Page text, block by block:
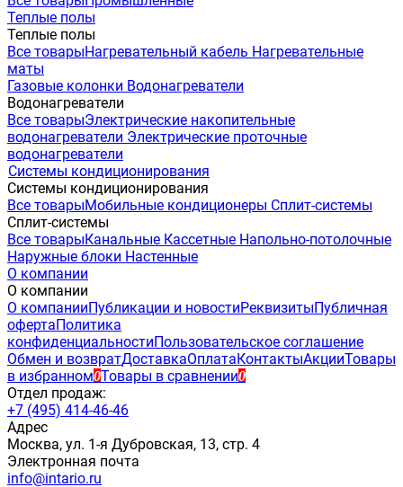
Теплые полы
Теплые полы
Все товарыНагревательный кабель Нагревательные
маты
Газовые колонки Водонагреватели
Водонагреватели
Все товарыЭлектрические накопительные
водонагреватели Электрические проточные
водонагреватели
Системы кондиционирования
Системы кондиционирования
Все товарыМобильные кондиционеры Сплит-системы
Сплит-системы
Все товарыКанальные Кассетные Напольно-потолочные
Наружные блоки Настенные
О компании
О компании
О компанииПубликации и новостиРеквизитыПубличная
офертаПолитика
конфиденциальностиПользовательское соглашение
Обмен и возвратДоставкаОплатаКонтактыАкцииТовары
в избранном0Товары в сравнении0
Отдел продаж:
+7 (495) 414-46-46
Адрес
Москва, ул. 1-я Дубровская, 13, стр. 4
Электронная почта
info@intario.ru